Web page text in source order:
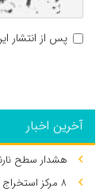
پس از انتشار
آخرین اخبار
هشدار سطح
۸ مرکز استخراج رمز ارز در عسلویه متلاشی شد